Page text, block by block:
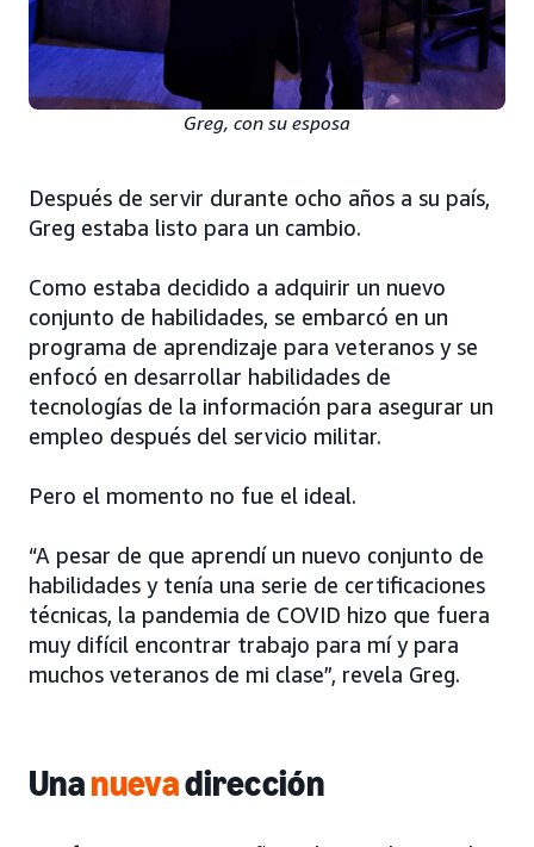
Greg, con su esposa
Después de servir durante ocho años a su país,
Greg estaba listo para un cambio.
Como estaba decidido a adquirir un nuevo
conjunto de habilidades, se embarcó en un
programa de aprendizaje para veteranos y se
enfocó en desarrollar habilidades de
tecnologías de la información para asegurar un
empleo después del servicio militar.
Pero el momento no fue el ideal.
“A pesar de que aprendí un nuevo conjunto de
habilidades y tenía una serie de certificaciones
técnicas, la pandemia de COVID hizo que fuera
muy difícil encontrar trabajo para mí y para
muchos veteranos de mi clase”, revela Greg.
Unanuevadirección